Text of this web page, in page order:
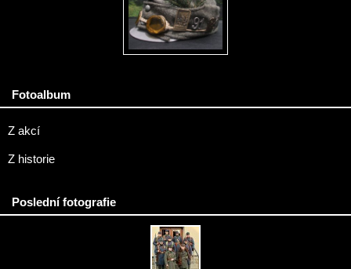
Fotoalbum
Z akcí
Z historie
Poslední fotografie